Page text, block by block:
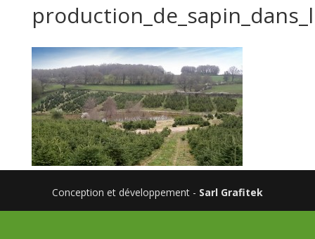
Conception et développement - Sarl Grafitek